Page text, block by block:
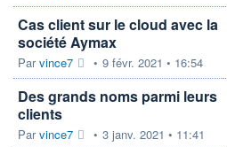
Cas client sur le cloud avec la
société Aymax
Parvince7 • 9 févr. 2021 • 16:54
Des grands noms parmi leurs
clients
Parvince7 • 3 janv. 2021 • 11:41